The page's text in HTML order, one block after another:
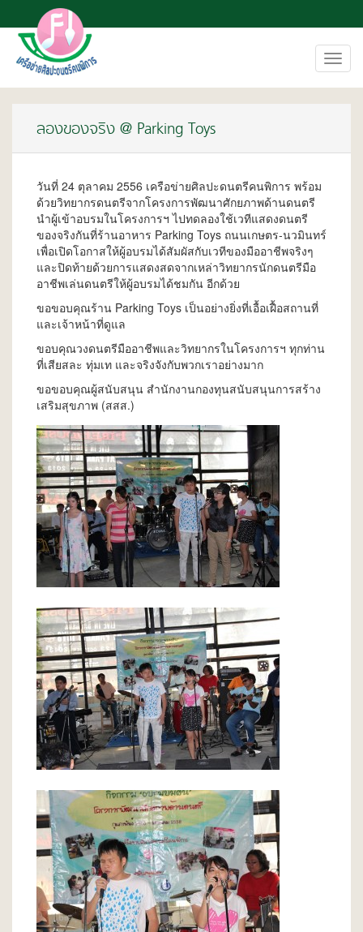
ลองของจริง @ Parking Toys
วันที่ 24 ตุลาคม 2556 เครือข่ายศิลปะดนตรีคนพิการ พร้อม
ด้วยวิทยากรดนตรีจากโครงการพัฒนาศักยภาพด้านดนตรี
นำผู้เข้าอบรมในโครงการฯ ไปทดลองใช้เวทีแสดงดนตรี
ของจริงกันที่ร้านอาหาร Parking Toys ถนนเกษตร-นวมินทร์
เพื่อเปิดโอกาสให้ผู้อบรมได้สัมผัสกับเวทีของมืออาชีพจริงๆ
และปิดท้ายด้วยการแสดงสดจากเหล่าวิทยากรนักดนตรีมือ
อาชีพเล่นดนตรีให้ผู้อบรมได้ชมกัน อีกด้วย
ขอขอบคุณร้าน Parking Toys เป็นอย่างยิ่งที่เอื้อเฝื้อสถานที่
และเจ้าหน้าที่ดูแล
ขอบคุณวงดนตรีมืออาชีพและวิทยากรในโครงการฯ ทุกท่าน
ที่เสียสละ ทุ่มเท และจริงจังกับพวกเราอย่างมาก
ขอขอบคุณผู้สนับสนุน สำนักงานกองทุนสนับสนุนการสร้าง
เสริมสุขภาพ (สสส.)